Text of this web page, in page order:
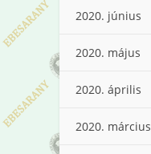
2020. június
2020. május
2020. április
2020. március